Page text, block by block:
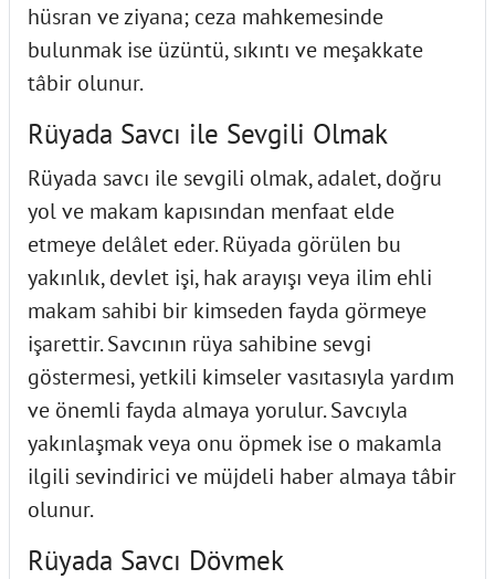
hüsran ve ziyana; ceza mahkemesinde
bulunmak ise üzüntü, sıkıntı ve meşakkate
tâbir olunur.
Rüyada Savcı ile Sevgili Olmak
Rüyada savcı ile sevgili olmak, adalet, doğru
yol ve makam kapısından menfaat elde
etmeye delâlet eder. Rüyada görülen bu
yakınlık, devlet işi, hak arayışı veya ilim ehli
makam sahibi bir kimseden fayda görmeye
işarettir. Savcının rüya sahibine sevgi
göstermesi, yetkili kimseler vasıtasıyla yardım
ve önemli fayda almaya yorulur. Savcıyla
yakınlaşmak veya onu öpmek ise o makamla
ilgili sevindirici ve müjdeli haber almaya tâbir
olunur.
Rüyada Savcı Dövmek